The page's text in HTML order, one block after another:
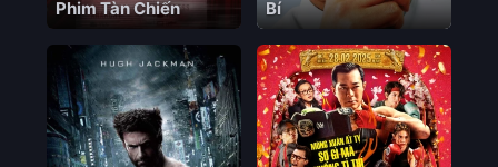
Phim Tàn Chiến
Bí